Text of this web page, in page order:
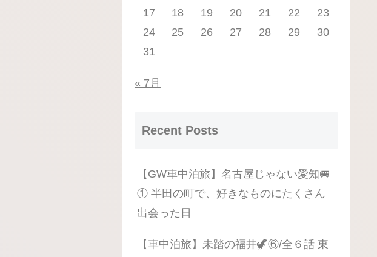
17
18 19 20 21 22
23
24
25 26 27 28 29
30
31
« 7月
Recent Posts
【GW車中泊旅】名古屋じゃない愛知🚐
① 半田の町で、好きなものにたくさん
出会った日
【車中泊旅】未踏の福井🦖⑥/全６話 東